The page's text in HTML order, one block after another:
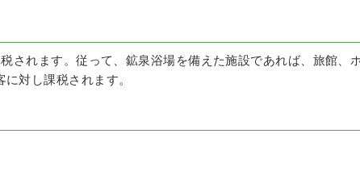
されます。従って、鉱泉浴場を備えた施設であれば、旅館、
対し課税されます。